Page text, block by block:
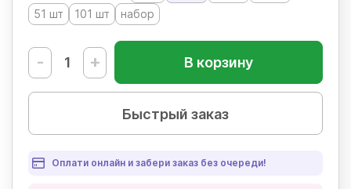
51 шт
101 шт набор
- + В корзину
Быстрый заказ
Оплати онлайн и забери заказ без очереди!